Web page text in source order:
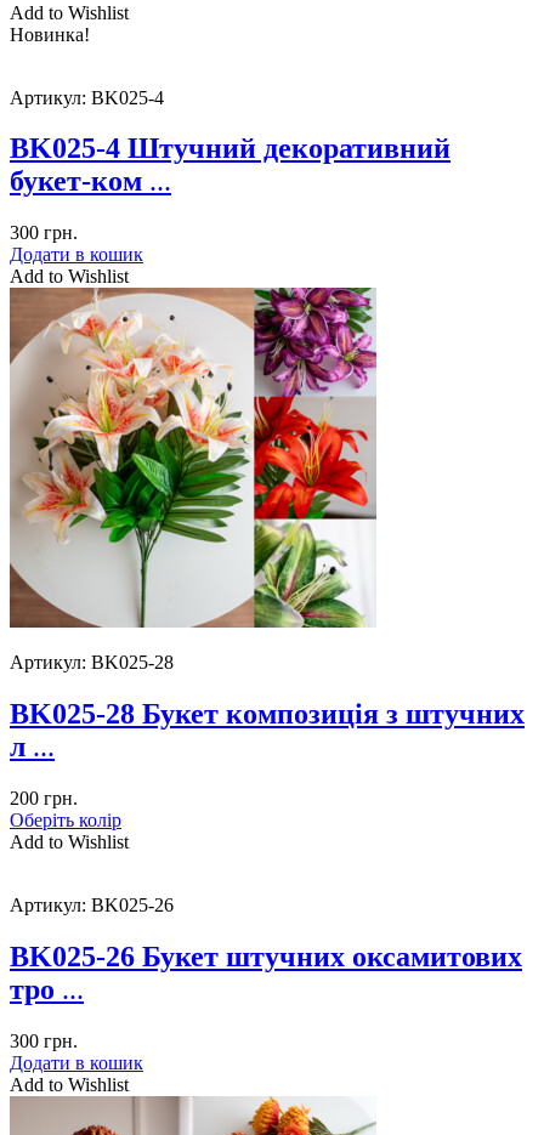
Add to Wishlist
Новинка!
Артикул: BK025-4
BK025-4 Штучний декоративний
букет-ком ...
300 грн.
Додати в кошик
Add to Wishlist
Артикул: BK025-28
BK025-28 Букет композиція з штучних
л ...
200 грн.
Оберіть колір
Add to Wishlist
Артикул: BK025-26
BK025-26 Букет штучних оксамитових
тро ...
300 грн.
Додати в кошик
Add to Wishlist